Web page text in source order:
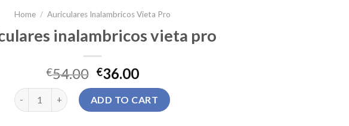
Home / Auriculares Inalambricos Vieta Pro
inalambricos vieta pro
€54.00 €36.00
auriculares inalambricos vieta pro quantity
ADD TO CART